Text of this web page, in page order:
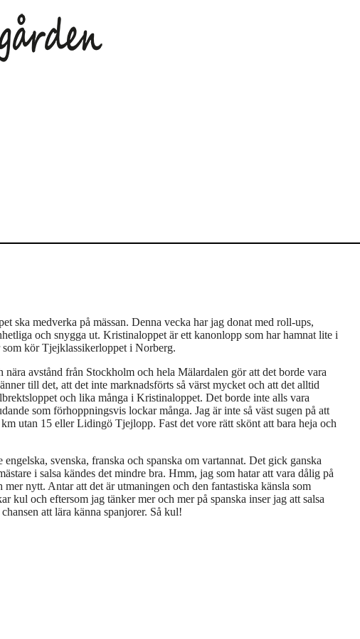
ska medverka på mässan. Denna vecka har jag donat med roll-ups,
och snygga ut. Kristinaloppet är ett kanonlopp som har hamnat lite i
kör Tjejklassikerloppet i Norberg.
avstånd från Stockholm och hela Mälardalen gör att det borde vara
till det, att det inte marknadsförts så värst mycket och att det alltid
och lika många i Kristinaloppet. Det borde inte alls vara
som förhoppningsvis lockar många. Jag är inte så väst sugen på att
utan 15 eller Lidingö Tjejlopp. Fast det vore rätt skönt att bara heja och
svenska, franska och spanska om vartannat. Det gick ganska
i salsa kändes det mindre bra. Hmm, jag som hatar att vara dålig på
nytt. Antar att det är utmaningen och den fantastiska känsla som
kul och eftersom jag tänker mer och mer på spanska inser jag att salsa
att lära känna spanjorer. Så kul!